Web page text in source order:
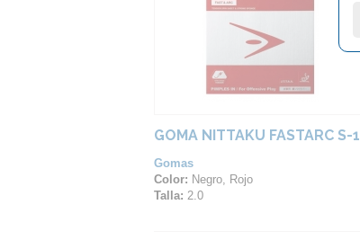
GOMA NITTAKU FASTARC S-1
Gomas
Color: Negro, Rojo
Talla: 2.0